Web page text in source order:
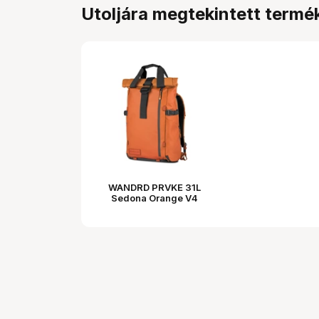
Utoljára megtekintett
WANDRD PRVKE 31L
Sedona Orange V4